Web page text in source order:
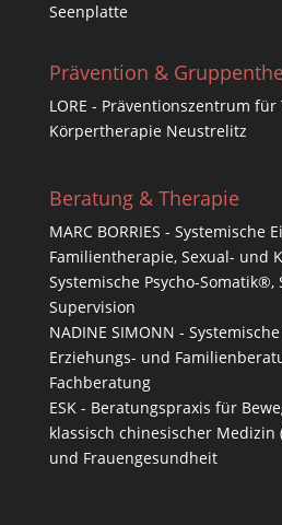
Seenplatte
Prävention &
LORE - Präventionszentrum
Körpertherapie Neustrelitz
Beratung & Therapie
MARC BORRIES - Systemische
Familientherapie, Sexual- und
Systemische Psycho-Somatik®,
Supervision
NADINE SIMONN -
Erziehungs- und
Fachberatung
ESK - Beratungspraxis für
klassisch chinesischer Medizin
und Frauengesundheit